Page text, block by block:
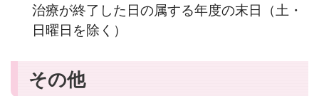
治療が終了した日の属する年度の末日（土・
日曜日を除く）
その他